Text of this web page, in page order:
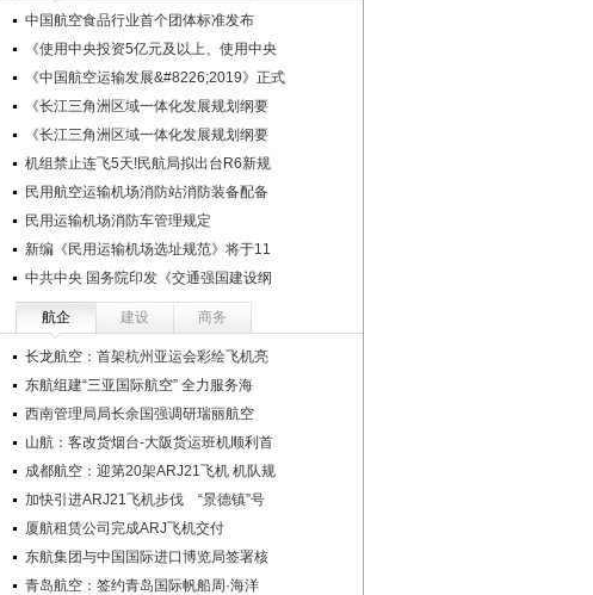
中国航空食品行业首个团体标准发布
《使用中央投资5亿元及以上、使用中央
《中国航空运输发展&#8226;2019》正式
《长江三角洲区域一体化发展规划纲要
《长江三角洲区域一体化发展规划纲要
机组禁止连飞5天!民航局拟出台R6新规
民用航空运输机场消防站消防装备配备
民用运输机场消防车管理规定
新编《民用运输机场选址规范》将于11
中共中央 国务院印发《交通强国建设纲
航企 建设 商务
长龙航空：首架杭州亚运会彩绘飞机亮
东航组建“三亚国际航空” 全力服务海
西南管理局局长余国强调研瑞丽航空
山航：客改货烟台-大阪货运班机顺利首
成都航空：迎第20架ARJ21飞机 机队规
加快引进ARJ21飞机步伐 “景德镇”号
厦航租赁公司完成ARJ飞机交付
东航集团与中国国际进口博览局签署核
青岛航空：签约青岛国际帆船周·海洋